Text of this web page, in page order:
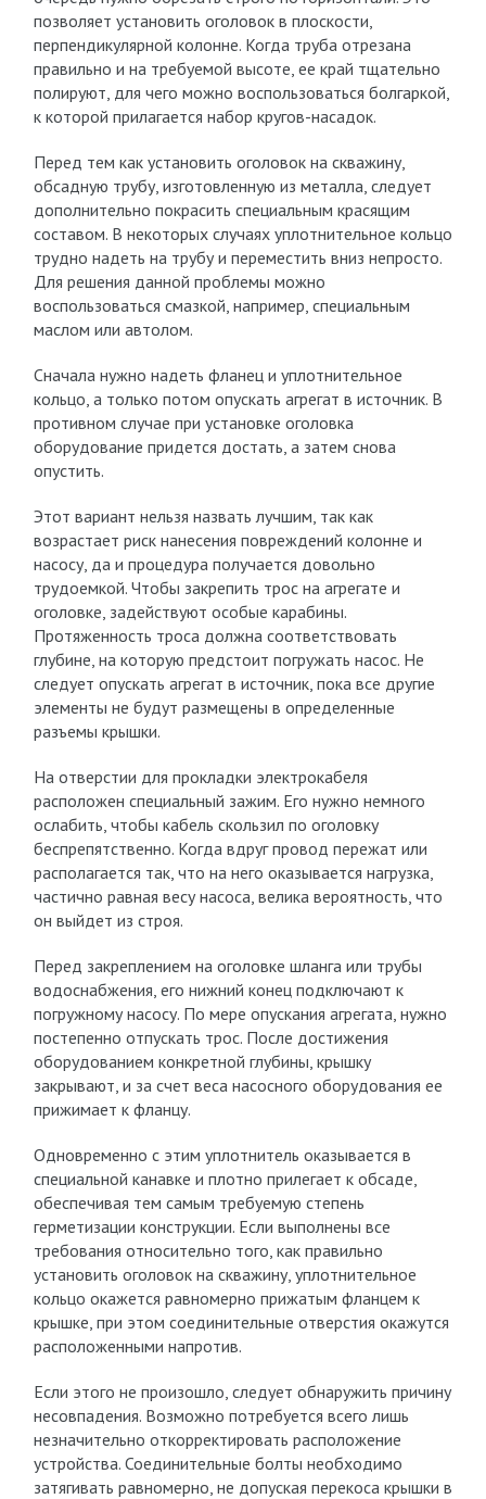
позволяет установить оголовок в плоскости,
перпендикулярной колонне. Когда труба отрезана
правильно и на требуемой высоте, ее край тщательно
полируют, для чего можно воспользоваться болгаркой,
к которой прилагается набор кругов-насадок.
Перед тем как установить оголовок на скважину,
обсадную трубу, изготовленную из металла, следует
дополнительно покрасить специальным красящим
составом. В некоторых случаях уплотнительное кольцо
трудно надеть на трубу и переместить вниз непросто.
Для решения данной проблемы можно
воспользоваться смазкой, например, специальным
маслом или автолом.
Сначала нужно надеть фланец и уплотнительное
кольцо, а только потом опускать агрегат в источник. В
противном случае при установке оголовка
оборудование придется достать, а затем снова
опустить.
Этот вариант нельзя назвать лучшим, так как
возрастает риск нанесения повреждений колонне и
насосу, да и процедура получается довольно
трудоемкой. Чтобы закрепить трос на агрегате и
оголовке, задействуют особые карабины.
Протяженность троса должна соответствовать
глубине, на которую предстоит погружать насос. Не
следует опускать агрегат в источник, пока все другие
элементы не будут размещены в определенные
разъемы крышки.
На отверстии для прокладки электрокабеля
расположен специальный зажим. Его нужно немного
ослабить, чтобы кабель скользил по оголовку
беспрепятственно. Когда вдруг провод пережат или
располагается так, что на него оказывается нагрузка,
частично равная весу насоса, велика вероятность, что
он выйдет из строя.
Перед закреплением на оголовке шланга или трубы
водоснабжения, его нижний конец подключают к
погружному насосу. По мере опускания агрегата, нужно
постепенно отпускать трос. После достижения
оборудованием конкретной глубины, крышку
закрывают, и за счет веса насосного оборудования ее
прижимает к фланцу.
Одновременно с этим уплотнитель оказывается в
специальной канавке и плотно прилегает к обсаде,
обеспечивая тем самым требуемую степень
герметизации конструкции. Если выполнены все
требования относительно того, как правильно
установить оголовок на скважину, уплотнительное
кольцо окажется равномерно прижатым фланцем к
крышке, при этом соединительные отверстия окажутся
расположенными напротив.
Если этого не произошло, следует обнаружить причину
несовпадения. Возможно потребуется всего лишь
незначительно откорректировать расположение
устройства. Соединительные болты необходимо
затягивать равномерно, не допуская перекоса крышки в